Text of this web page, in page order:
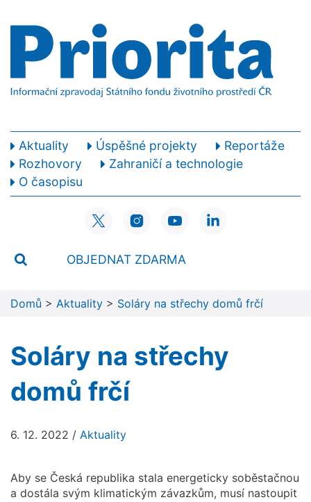
Aktuality Úspěšné projekty
Reportáže
Rozhovory
Zahraničí a technologie
O časopisu
OBJEDNAT ZDARMA
Domů > Aktuality > Soláry na střechy domů frčí
Soláry na střechy
domů frčí
6. 12. 2022 / Aktuality
Aby se Česká republika stala energeticky soběstačnou
a dostála svým klimatickým závazkům, musí nastoupit